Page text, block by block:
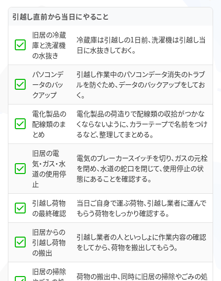
引越し直前から当日にやること
旧居の冷蔵
庫と洗濯機
の水抜き
冷蔵庫は引越しの1日前、洗濯機は引越し当
日に水抜きしておく。
パソコンデ
ータのバッ
クアップ
引越し作業中のパソコンデータ消失のトラブ
ルを防ぐため、データのバックアップをしてお
く。
電化製品の
配線類のま
とめ
電化製品の荷造りで配線類の収拾がつかな
くならないように、カラーテープで名前をつけ
るなど、整理してまとめる。
旧居の電
気・ガス・水
道の使用停
止
電気のブレーカースイッチを切り、ガスの元栓
を閉め、水道の蛇口を閉じて、使用停止の状
態にあることを確認する。
引越し荷物
の最終確認
当日ご自身で運ぶ荷物、引越し業者に運んで
もらう荷物をしっかり確認する。
旧居からの
引越し荷物
の搬出
引越し業者の人といっしょに作業内容の確認
をしてから、荷物を搬出してもらう。
旧居の掃除
荷物の搬出中、同時に旧居の掃除やごみの処